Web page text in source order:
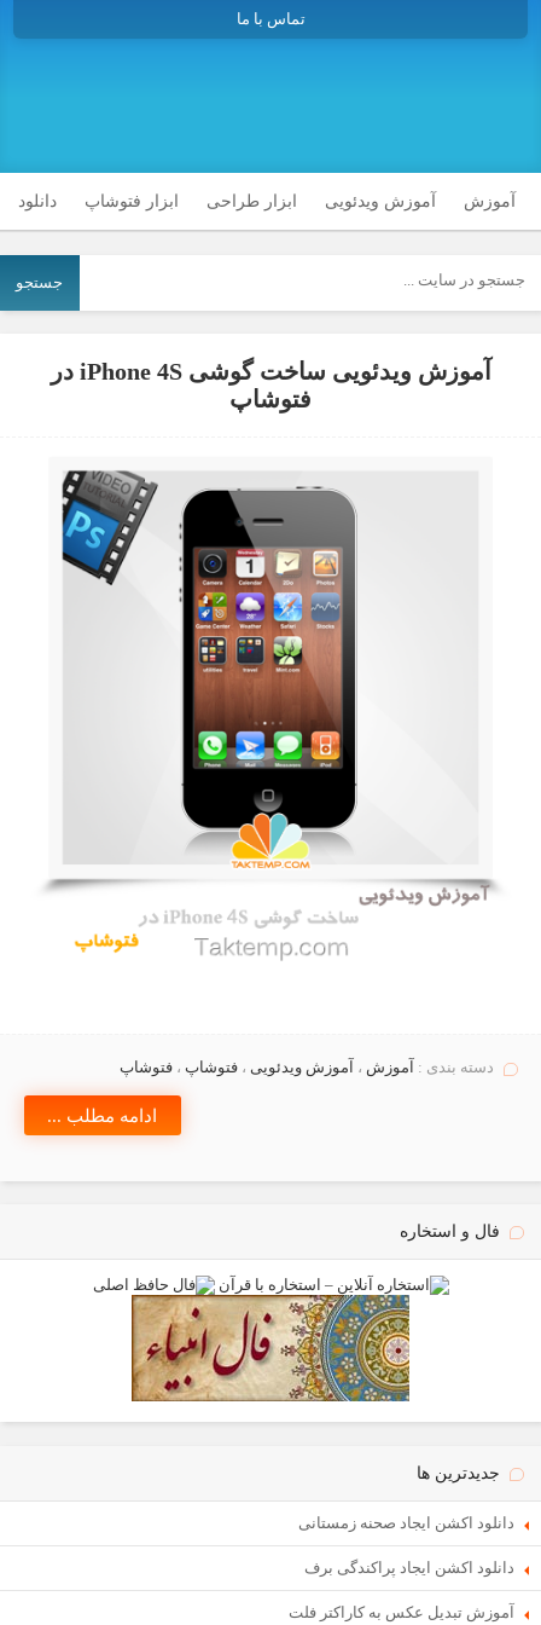
تماس با ما
آموزش آموزش ویدئویی ابزار طراحی ابزار فتوشاپ دانلود
جستجو
آموزش ویدئویی ساخت گوشی iPhone 4S در
فتوشاپ
دسته بندی : آموزش ، آموزش ویدئویی ،فتوشاپ ،فتوشاپ
ادامه مطلب ...
فال و استخاره
جدیدترین ها
دانلود اکشن ایجاد صحنه زمستانی
دانلود اکشن ایجاد پراکندگی برف
آموزش تبدیل عکس به کاراکتر فلت